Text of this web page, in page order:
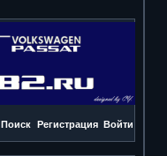
Поиск Регистрация Войти